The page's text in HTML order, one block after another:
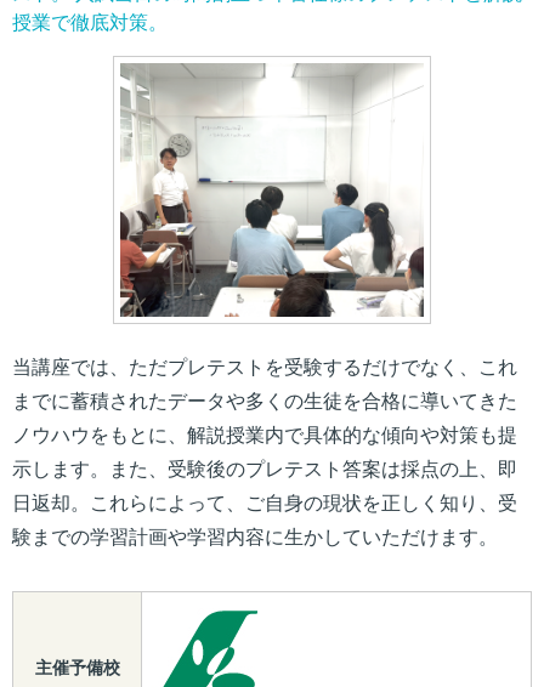
授業で徹底対策。
当講座では、ただプレテストを受験するだけでなく、これ
までに蓄積されたデータや多くの生徒を合格に導いてきた
ノウハウをもとに、解説授業内で具体的な傾向や対策も提
示します。また、受験後のプレテスト答案は採点の上、即
日返却。これらによって、ご自身の現状を正しく知り、受
験までの学習計画や学習内容に生かしていただけます。
主催予備校